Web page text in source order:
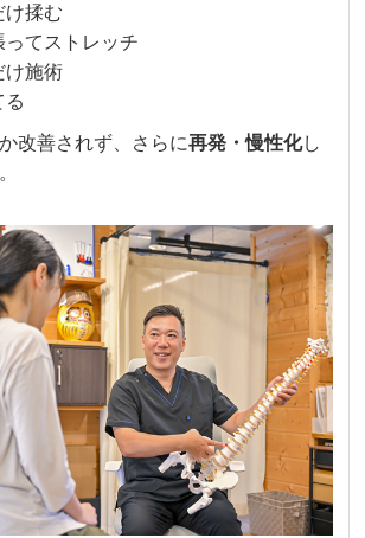
け揉む
ってストレッチ
け施術
る
改善されず、さらに再発・慢性化し